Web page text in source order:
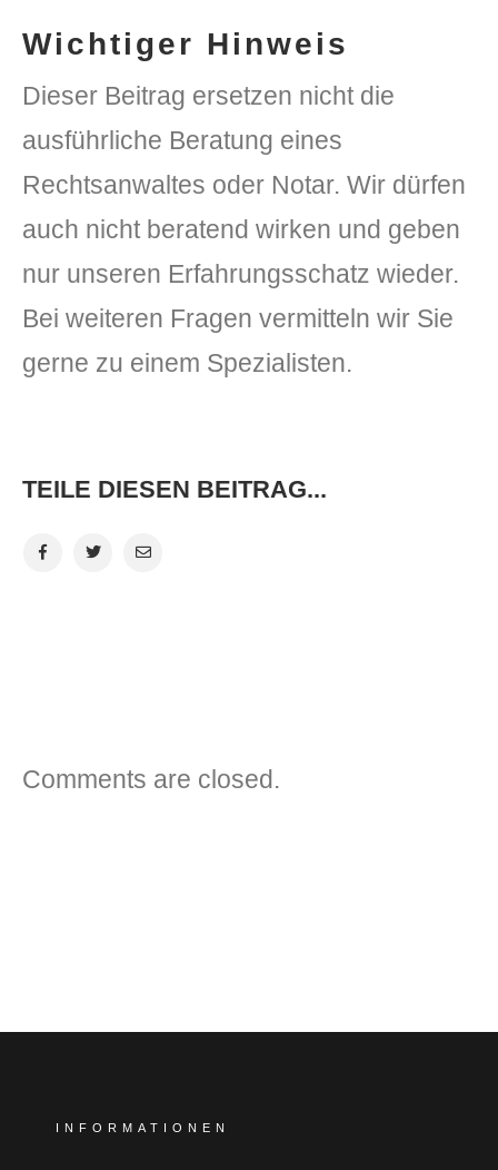
Wichtiger Hinweis
Dieser Beitrag ersetzen nicht die
ausführliche Beratung eines
Rechtsanwaltes oder Notar. Wir dürfen
auch nicht beratend wirken und geben
nur unseren Erfahrungsschatz wieder.
Bei weiteren Fragen vermitteln wir Sie
gerne zu einem Spezialisten.
TEILE DIESEN BEITRAG...
Comments are closed.
INFORMATIONEN